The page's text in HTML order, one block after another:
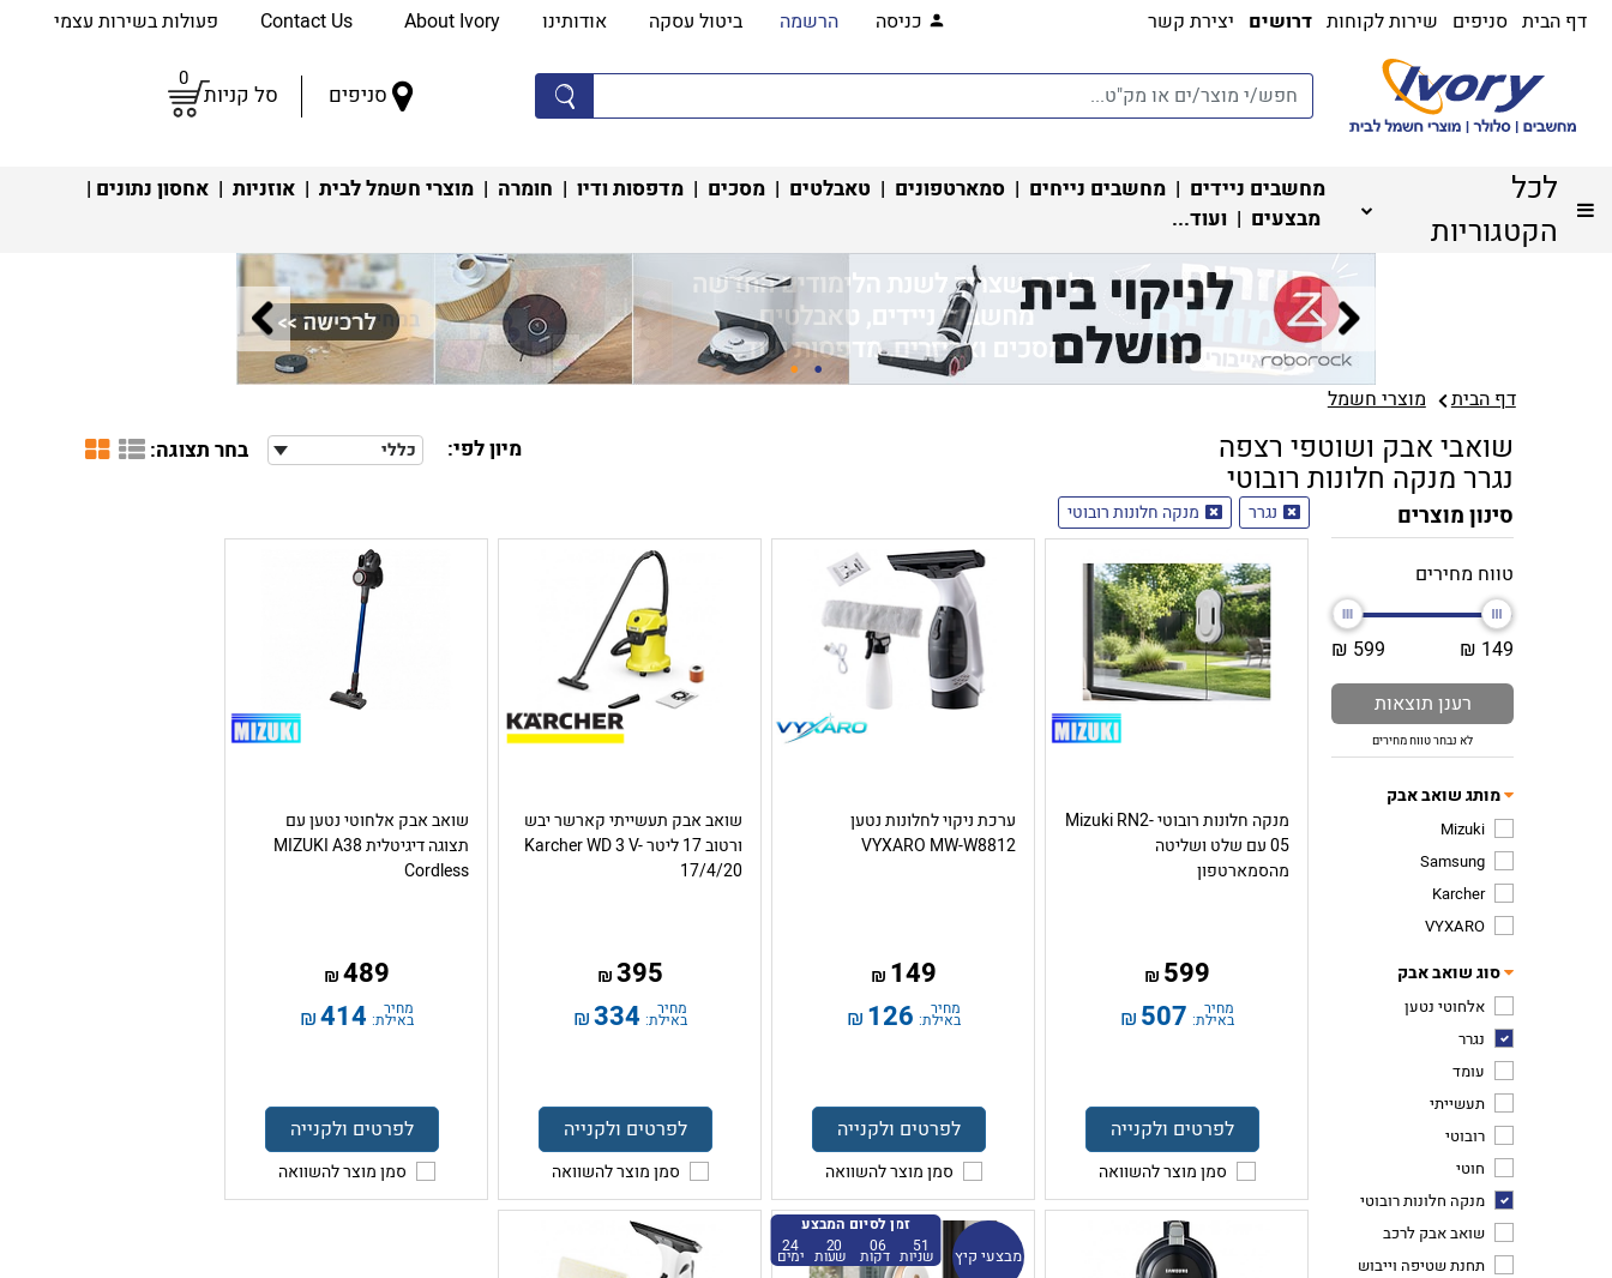
דף הבית סניפים שירות לקוחות דרושים יצירת קשר כניסה הרשמה ביטול עסקה אודותינו About Ivory פעולות בשירות עצמי
סניפים סל קניות
0
לכל
הקטגוריות
מחשבים ניידים | מחשבים נייחים | סמארטפונים | טאבלטים | מסכים | מדפסות ודיו | חומרה | מוצרי חשמל לבית | אוזניות | אחסון נתונים |
מבצעים | ועוד...
דף הבית מוצרי חשמל
שואבי אבק ושוטפי רצפה
נגרר מנקה חלונות רובוטי
מיון לפי: כללי בחר תצוגה:
סינון מוצרים
טווח מחירים
149 ₪
599 ₪
רענן תוצאות
לא נבחר טווח מחירים
מותג שואב אבק
Mizuki
Samsung
Karcher
VYXARO
סוג שואב אבק
אלחוטי נטען
נגרר
עומד
תעשייתי
רובוטי
חוטי
מנקה חלונות רובוטי
שואב אבק לרכב
תחנת שטיפה וייבוש
נגרר מנקה חלונות רובוטי
מנקה חלונות רובוטי Mizuki RN2-
05 עם שלט ושליטה
מהסמארטפון
599
₪
מחיר
באילת: 507
₪
לפרטים ולקנייה
סמן מוצר להשוואה
ערכת ניקוי לחלונות נטען
VYXARO MW-W8812
149
₪
מחיר
באילת: 126
₪
לפרטים ולקנייה
סמן מוצר להשוואה
שואב אבק תעשייתי קארשר יבש
ורטוב 17 ליטר Karcher WD 3 V-
17/4/20
395
₪
מחיר
באילת: 334
₪
לפרטים ולקנייה
סמן מוצר להשוואה
שואב אבק אלחוטי נטען עם
תצוגה דיגיטלית MIZUKI A38
Cordless
489
₪
מחיר
באילת: 414
₪
לפרטים ולקנייה
סמן מוצר להשוואה
זמן לסיום המבצע
51
שניות 06
דקות 20
שעות 24
ימים מבצעי קיץ